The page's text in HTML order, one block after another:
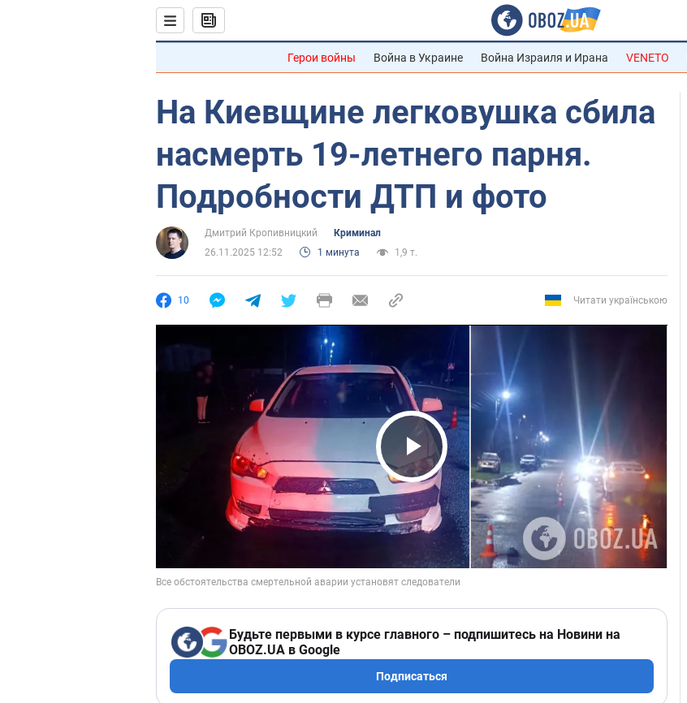
Герои войны Война в Украине Война Израиля и Ирана VENETO
На Киевщине легковушка сбила
насмерть 19-летнего парня.
Подробности ДТП и фото
Дмитрий Кропивницкий
Криминал
26.11.2025 12:52
1 минута 1,9 т.
10 Читати українською
Play Video
Будьте первыми в курсе главного – подпишитесь на Новини на
OBOZ.UA в Google
Подписаться